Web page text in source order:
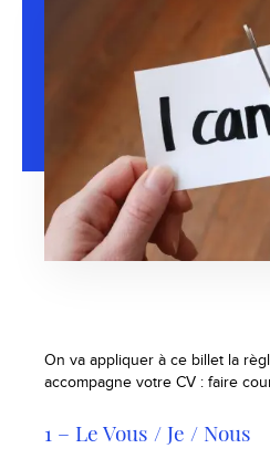
On va appliquer à ce billet la
accompagne votre CV : faire
1 – Le Vous / Je / Nous